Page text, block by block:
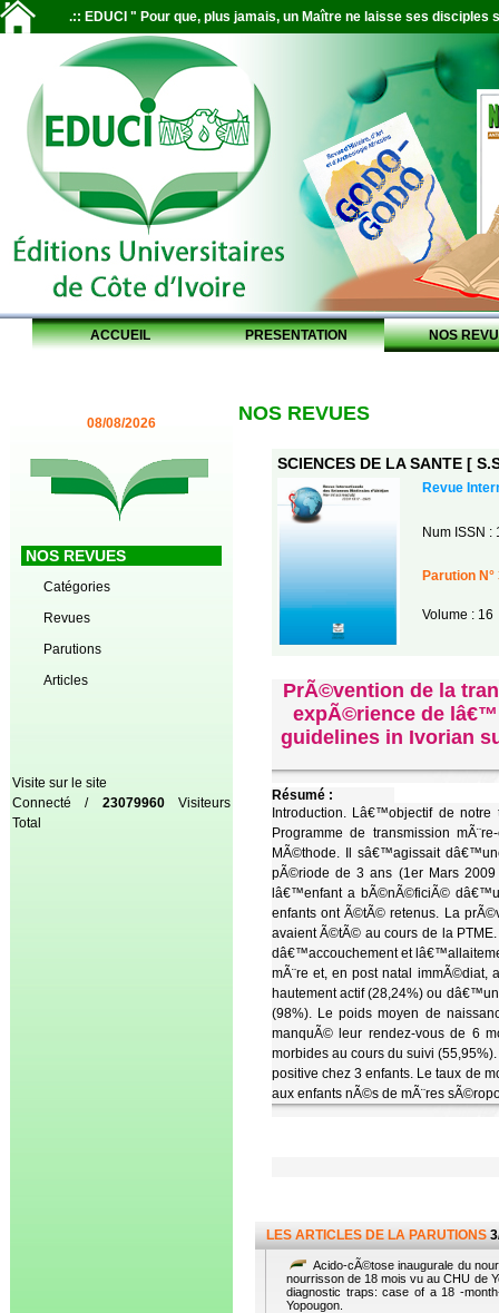
.:: EDUCI " Pour que, plus jamais, un Maître ne laisse ses disciples
ACCUEIL PRESENTATION NOS
08/08/2026
NOS REVUES
Catégories
Revues
Parutions
Articles
Visite sur le site
Connecté / 23079960Visiteurs
Total
NOS REVUES
SCIENCES DE LA SANTE [
Revue
Num ISSN :
Parution N°
Volume : 16
PrÃ©vention de la
expÃ©rience de
guidelines in Ivorian
Résumé :
Introduction. Lâ€™objectif de
Programme de transmission
MÃ©thode. Il sâ€™agissait
pÃ©riode de 3 ans (1er Mars
lâ€™enfant a bÃ©nÃ©ficiÃ©
enfants ont Ã©tÃ© retenus. La
avaient Ã©tÃ© au cours de la
dâ€™accouchement et
mÃ¨re et, en post natal
hautement actif (28,24%) ou
(98%). Le poids moyen de
manquÃ© leur rendez-vous de 6
morbides au cours du suivi
positive chez 3 enfants. Le taux de
aux enfants nÃ©s de mÃ¨res
LES ARTICLES DE LA PARUTIONS
Acido-cÃ©tose inaugurale du
nourrisson de 18 mois vu au CHU de
diagnostic traps: case of a 18 -
Yopougon.